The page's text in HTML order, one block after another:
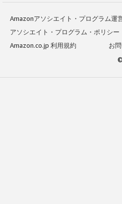
Amazonアソシエイト・プログラム運
アソシエイト・プログラム・ポリシー
Amazon.co.jp 利用規約
お